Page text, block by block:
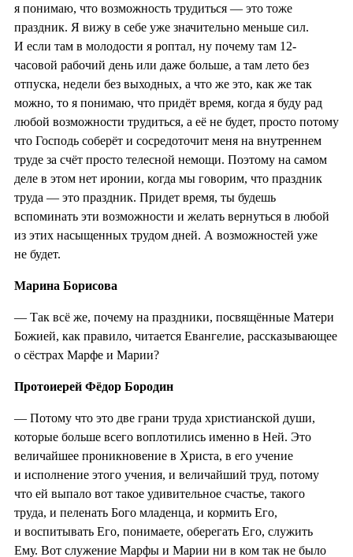
я понимаю, что возможность трудиться — это тоже
праздник. Я вижу в себе уже значительно меньше сил.
И если там в молодости я роптал, ну почему там 12-
часовой рабочий день или даже больше, а там лето без
отпуска, недели без выходных, а что же это, как же так
можно, то я понимаю, что придёт время, когда я буду рад
любой возможности трудиться, а её не будет, просто потому
что Господь соберёт и сосредоточит меня на внутреннем
труде за счёт просто телесной немощи. Поэтому на самом
деле в этом нет иронии, когда мы говорим, что праздник
труда — это праздник. Придет время, ты будешь
вспоминать эти возможности и желать вернуться в любой
из этих насыщенных трудом дней. А возможностей уже
не будет.
Марина Борисова
— Так всё же, почему на праздники, посвящённые Матери
Божией, как правило, читается Евангелие, рассказывающее
о сёстрах Марфе и Марии?
Протоиерей Фёдор Бородин
— Потому что это две грани труда христианской души,
которые больше всего воплотились именно в Ней. Это
величайшее проникновение в Христа, в его учение
и исполнение этого учения, и величайший труд, потому
что ей выпало вот такое удивительное счастье, такого
труда, и пеленать Бого младенца, и кормить Его,
и воспитывать Его, понимаете, оберегать Его, служить
Ему. Вот служение Марфы и Марии ни в ком так не было